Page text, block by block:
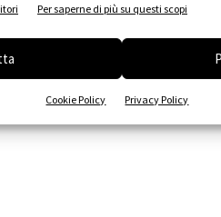
Per saperne di più su questi scopi
Cookie Policy Privacy Policy